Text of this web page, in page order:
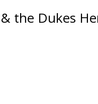
& the Dukes